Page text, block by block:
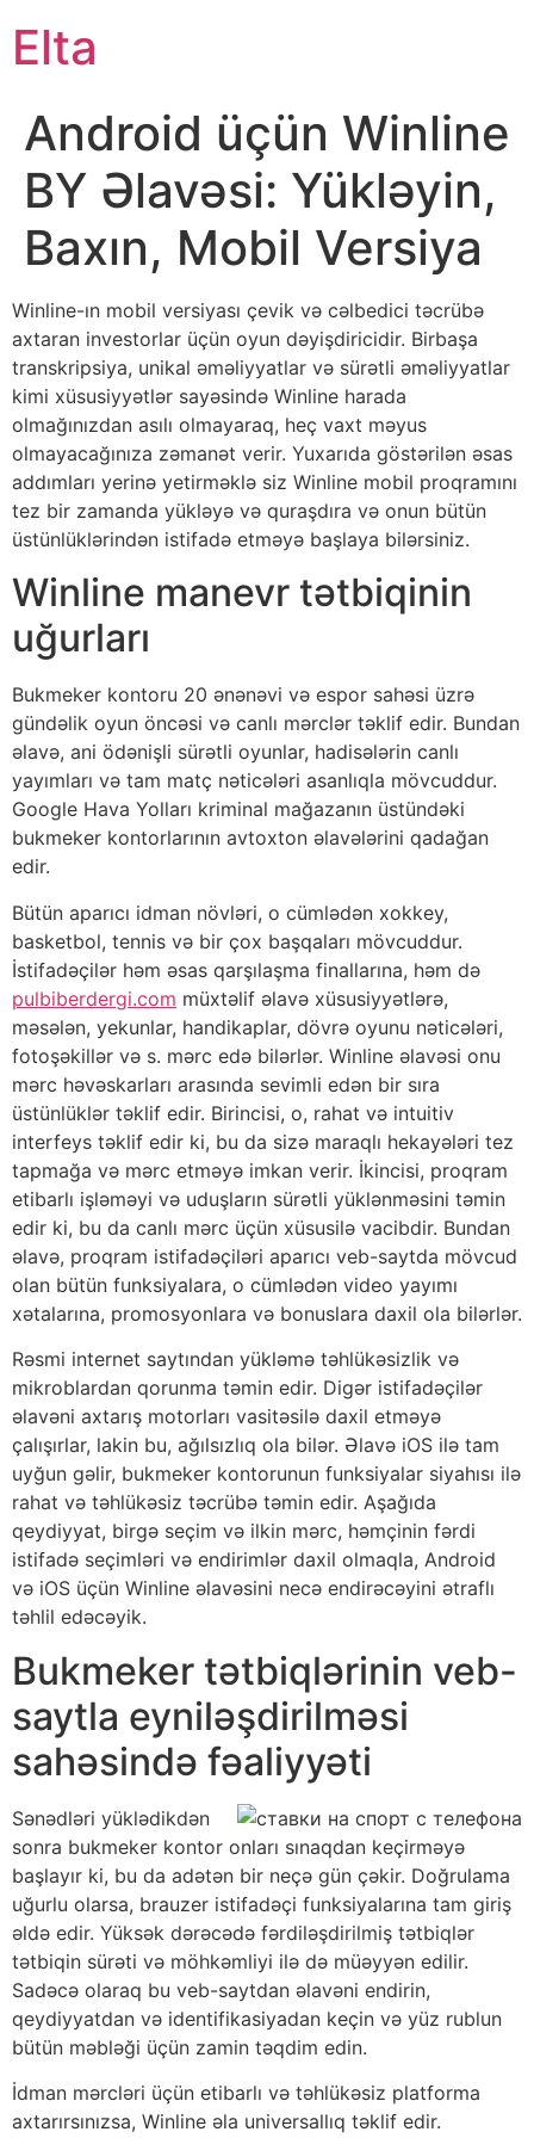
Elta
Android üçün Winline
BY Əlavəsi: Yükləyin,
Baxın, Mobil Versiya
Winline-ın mobil versiyası çevik və cəlbedici təcrübə
axtaran investorlar üçün oyun dəyişdiricidir. Birbaşa
transkripsiya, unikal əməliyyatlar və sürətli əməliyyatlar
kimi xüsusiyyətlər sayəsində Winline harada
olmağınızdan asılı olmayaraq, heç vaxt məyus
olmayacağınıza zəmanət verir. Yuxarıda göstərilən əsas
addımları yerinə yetirməklə siz Winline mobil proqramını
tez bir zamanda yükləyə və quraşdıra və onun bütün
üstünlüklərindən istifadə etməyə başlaya bilərsiniz.
Winline manevr tətbiqinin
uğurları
Bukmeker kontoru 20 ənənəvi və espor sahəsi üzrə
gündəlik oyun öncəsi və canlı mərclər təklif edir. Bundan
əlavə, ani ödənişli sürətli oyunlar, hadisələrin canlı
yayımları və tam matç nəticələri asanlıqla mövcuddur.
Google Hava Yolları kriminal mağazanın üstündəki
bukmeker kontorlarının avtoxton əlavələrini qadağan
edir.
Bütün aparıcı idman növləri, o cümlədən xokkey,
basketbol, ​​tennis və bir çox başqaları mövcuddur.
İstifadəçilər həm əsas qarşılaşma finallarına, həm də
pulbiberdergi.com müxtəlif əlavə xüsusiyyətlərə,
məsələn, yekunlar, handikaplar, dövrə oyunu nəticələri,
fotoşəkillər və s. mərc edə bilərlər. Winline əlavəsi onu
mərc həvəskarları arasında sevimli edən bir sıra
üstünlüklər təklif edir. Birincisi, o, rahat və intuitiv
interfeys təklif edir ki, bu da sizə maraqlı hekayələri tez
tapmağa və mərc etməyə imkan verir. İkincisi, proqram
etibarlı işləməyi və uduşların sürətli yüklənməsini təmin
edir ki, bu da canlı mərc üçün xüsusilə vacibdir. Bundan
əlavə, proqram istifadəçiləri aparıcı veb-saytda mövcud
olan bütün funksiyalara, o cümlədən video yayımı
xətalarına, promosyonlara və bonuslara daxil ola bilərlər.
Rəsmi internet saytından yükləmə təhlükəsizlik və
mikroblardan qorunma təmin edir. Digər istifadəçilər
əlavəni axtarış motorları vasitəsilə daxil etməyə
çalışırlar, lakin bu, ağılsızlıq ola bilər. Əlavə iOS ilə tam
uyğun gəlir, bukmeker kontorunun funksiyalar siyahısı ilə
rahat və təhlükəsiz təcrübə təmin edir. Aşağıda
qeydiyyat, birgə seçim və ilkin mərc, həmçinin fərdi
istifadə seçimləri və endirimlər daxil olmaqla, Android
və iOS üçün Winline əlavəsini necə endirəcəyini ətraflı
təhlil edəcəyik.
Bukmeker tətbiqlərinin veb-
saytla eyniləşdirilməsi
sahəsində fəaliyyəti
Sənədləri yüklədikdən
sonra bukmeker kontor onları sınaqdan keçirməyə
başlayır ki, bu da adətən bir neçə gün çəkir. Doğrulama
uğurlu olarsa, brauzer istifadəçi funksiyalarına tam giriş
əldə edir. Yüksək dərəcədə fərdiləşdirilmiş tətbiqlər
tətbiqin sürəti və möhkəmliyi ilə də müəyyən edilir.
Sadəcə olaraq bu veb-saytdan əlavəni endirin,
qeydiyyatdan və identifikasiyadan keçin və yüz rublun
bütün məbləği üçün zamin təqdim edin.
İdman mərcləri üçün etibarlı və təhlükəsiz platforma
axtarırsınızsa, Winline əla universallıq təklif edir.